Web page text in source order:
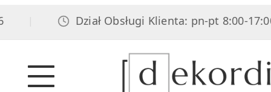
Dział Obsługi Klienta: pn-pt 8:00-17:00,